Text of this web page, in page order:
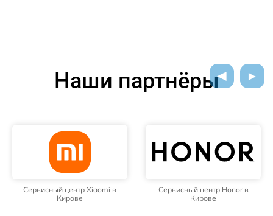
Наши партнёры
центр Xiaomi в
Сервисный центр Honor в